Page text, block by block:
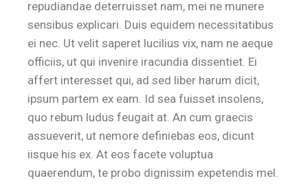
repudiandae deterruisset nam, mei ne munere
sensibus explicari. Duis equidem necessitatibus
ei nec. Ut velit saperet lucilius vix, nam ne aeque
officiis, ut qui invenire iracundia dissentiet. Ei
affert interesset qui, ad sed liber harum dicit,
ipsum partem ex eam. Id sea fuisset insolens,
quo rebum ludus feugait at. An cum graecis
assueverit, ut nemore definiebas eos, dicunt
iisque his ex. At eos facete voluptua
quaerendum, te probo dignissim expetendis mel.